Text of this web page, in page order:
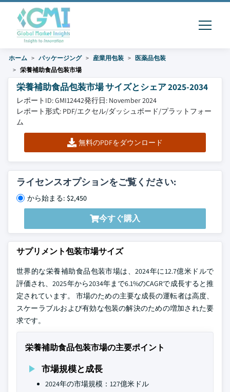
ホーム パッケージング 産業用包装
医薬品包装
栄養補助食品包装市場
栄養補助食品包装市場 サイズとシェア 2025-2034
レポートID: GMI12442発行日: November 2024
レポート形式: PDF/エクセル/ダッシュボード/プラットフォー
ム
無料のPDFをダウンロード
ライセンスオプションをご覧ください:
から始まる: $2,450
今すぐ購入
サプリメント包装市場サイズ
世界的な栄養補助食品包装市場は、2024年に12.7億米ドルで
評価され、2025年から2034年まで6.1%のCAGRで成長すると推
定されています。 市場のための主要な成長の運転者は高度、
スケーラブルおよび有効な包装の解決のための増加された要
求です。
栄養補助食品包装市場の主要ポイント
市場規模と成長
2024年の市場規模：127億米ドル